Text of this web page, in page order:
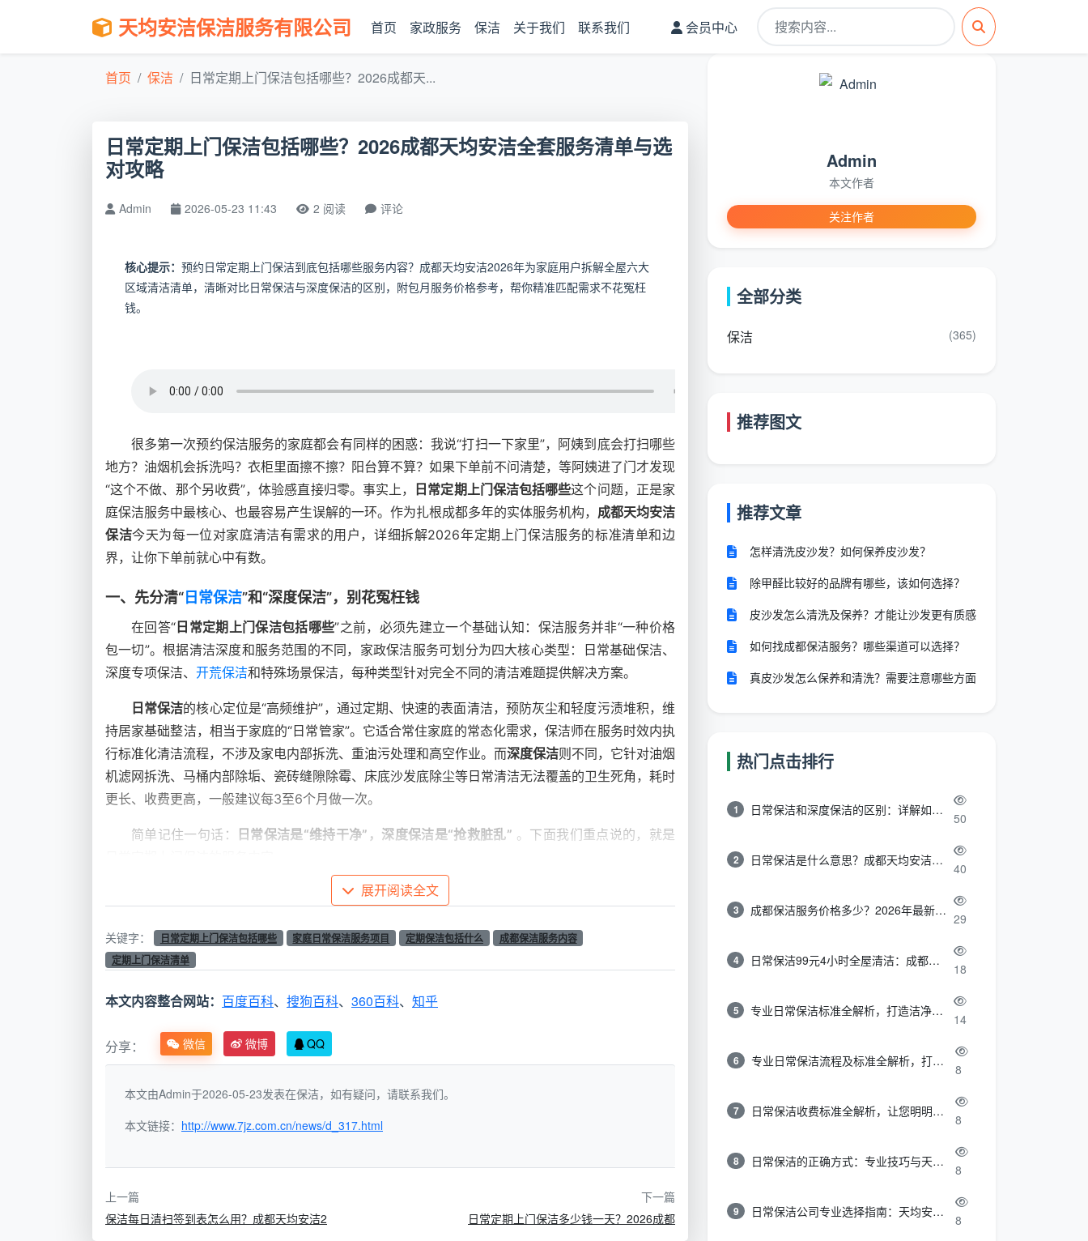
天均安洁保洁服务有限公司 首页 家政服务 保洁 关于我们 联系我们 会员中心
首页 保洁 日常定期上门保洁包括哪些？2026成都天...
日常定期上门保洁包括哪些？2026成都天均安洁全套服务清单与选
对攻略
Admin 2026-05-23 11:43 2 阅读 评论
核心提示： 预约日常定期上门保洁到底包括哪些服务内容？成都天均安洁2026年为家庭用户拆解全屋六大
区域清洁清单，清晰对比日常保洁与深度保洁的区别，附包月服务价格参考，帮你精准匹配需求不花冤枉
钱。
很多第一次预约保洁服务的家庭都会有同样的困惑：我说“打扫一下家里”，阿姨到底会打扫哪些
地方？油烟机会拆洗吗？衣柜里面擦不擦？阳台算不算？如果下单前不问清楚，等阿姨进了门才发现
“这个不做、那个另收费”，体验感直接归零。事实上，
日常定期上门保洁包括哪些这个问题，正是家
庭保洁服务中最核心、也最容易产生误解的一环。作为扎根成都多年的实体服务机构， 成都天均安洁
保洁今天为每一位对家庭清洁有需求的用户，详细拆解2026年定期上门保洁服务的标准清单和边
界，让你下单前就心中有数。
一、先分清“ 日常保洁”和“深度保洁”，别花冤枉钱
在回答“ 日常定期上门保洁包括哪些”之前，必须先建立一个基础认知：保洁服务并非“一种价格
包一切”。根据清洁深度和服务范围的不同，家政保洁服务可划分为四大核心类型：日常基础保洁、
深度专项保洁、 开荒保洁和特殊场景保洁，每种类型针对完全不同的清洁难题提供解决方案。
日常保洁的核心定位是“高频维护”，通过定期、快速的表面清洁，预防灰尘和轻度污渍堆积，维
持居家基础整洁，相当于家庭的“日常管家”。它适合常住家庭的常态化需求，保洁师在服务时效内执
行标准化清洁流程，不涉及家电内部拆洗、重油污处理和高空作业。而深度保洁则不同，它针对油烟
机滤网拆洗、马桶内部除垢、瓷砖缝隙除霉、床底沙发底除尘等日常清洁无法覆盖的卫生死角，耗时
更长、收费更高，一般建议每3至6个月做一次。
简单记住一句话： 日常保洁是“维持干净”，深度保洁是“抢救脏乱” 。下面我们重点说的，就是
二、2026年成都家庭定期保洁：六大区域清洁清单
成都天均安洁保洁的服务标准为参照，一份规范的家庭日常定期保洁服务，通常覆盖以下六大
核心区域。不同户型和套餐可能会有细微差异，但总体框架基本一致。提前明确这些内容，也有助于
你精准预估“上门保洁一次多少钱”，避免因服务范围模糊而产生额外费用。
域
具体清洁项目
厅
清扫及拖拭；物品简单归位整理
工具，服务后客户签字验收
厨
房
（含集油斗）及地面清洁
不包含油烟机滤网拆洗和橱柜内部清洁（此
类需求属于深度保洁范畴）
展开阅读全文
关键字： 日常定期上门保洁包括哪些 家庭日常保洁服务项目 定期保洁包括什么
成都保洁服务内容
定期上门保洁清单
本文内容整合网站： 百度百科、 搜狗百科、 360百科、 知乎
分享： 微信 微博 QQ
本文由Admin于2026-05-23发表在保洁，如有疑问，请联系我们。
本文链接： http://www.7jz.com.cn/news/d_317.html
上一篇
保洁每日清扫签到表怎么用？成都天均安洁2
下一篇
日常定期上门保洁多少钱一天？2026成都
Admin
本文作者
关注作者
全部分类
保洁 (365)
推荐图文
推荐文章
怎样清洗皮沙发？如何保养皮沙发？
除甲醛比较好的品牌有哪些，该如何选择？
皮沙发怎么清洗及保养？才能让沙发更有质感
如何找成都保洁服务？哪些渠道可以选择？
真皮沙发怎么保养和清洗？需要注意哪些方面
热门点击排行
1 日常保洁和深度保洁的区别：详解如何选择最适合的清洁服务
50
2 日常保洁是什么意思？成都天均安洁带你快速区分“日常vs深度vs开荒”
40
3 成都保洁服务价格多少？2026年最新报价表来了，这一篇看透所有费用
29
4 日常保洁99元4小时全屋清洁：成都天均安洁保洁超值服务全解析
18
5 专业日常保洁标准全解析，打造洁净舒适生活空间
14
6 专业日常保洁流程及标准全解析，打造洁净舒适环境
8
7 日常保洁收费标准全解析，让您明明白白消费
8
8 日常保洁的正确方式：专业技巧与天均安洁保洁服务全解析
8
9 日常保洁公司专业选择指南：天均安洁保洁服务全解析
8